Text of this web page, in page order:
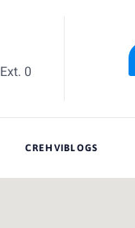
Ext. 0
CREHVIBLOGS